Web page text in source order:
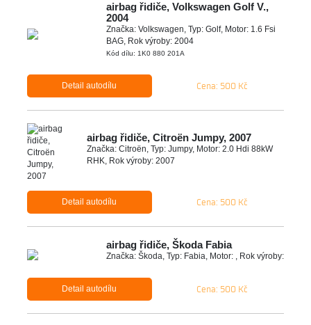
airbag řidiče, Volkswagen Golf V.,
2004
Značka: Volkswagen, Typ: Golf, Motor: 1.6 Fsi
BAG, Rok výroby: 2004
Kód dílu: 1K0 880 201A
Detail autodílu Cena: 500 Kč
airbag řidiče, Citroën Jumpy, 2007
Značka: Citroën, Typ: Jumpy, Motor: 2.0 Hdi 88kW
RHK, Rok výroby: 2007
Detail autodílu Cena: 500 Kč
airbag řidiče, Škoda Fabia
Značka: Škoda, Typ: Fabia, Motor: , Rok výroby:
Detail autodílu Cena: 500 Kč